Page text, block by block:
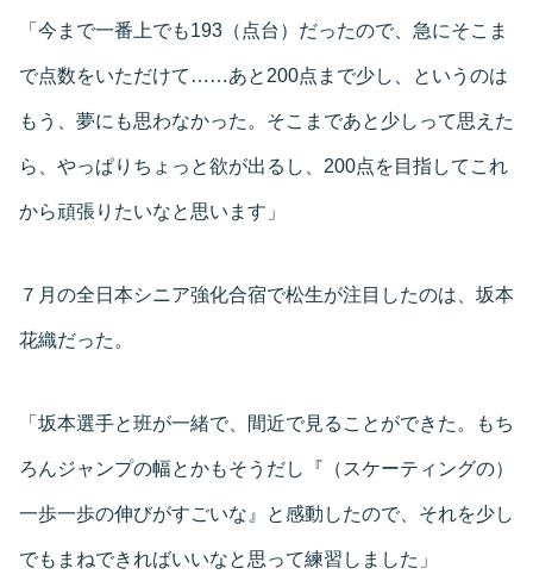
「今まで一番上でも193（点台）だったので、急にそこま
で点数をいただけて……あと200点まで少し、というのは
もう、夢にも思わなかった。そこまであと少しって思えた
ら、やっぱりちょっと欲が出るし、200点を目指してこれ
から頑張りたいなと思います」
７月の全日本シニア強化合宿で松生が注目したのは、坂本
花織だった。
「坂本選手と班が一緒で、間近で見ることができた。もち
ろんジャンプの幅とかもそうだし『（スケーティングの）
一歩一歩の伸びがすごいな』と感動したので、それを少し
でもまねできればいいなと思って練習しました」